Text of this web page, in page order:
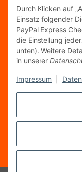
Durch Klicken auf
Einsatz folgender
PayPal Express
die Einstellung
unten). Weitere
in unserer
Impressum
FOLGT UNS
FAIRCOMMERCE
Wir sind seit
* Alle Preise inkl.